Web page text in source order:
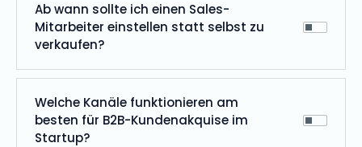
Ab wann sollte ich einen Sales-
Mitarbeiter einstellen statt selbst zu
verkaufen?
Welche Kanäle funktionieren am
besten für B2B-Kundenakquise im
Startup?